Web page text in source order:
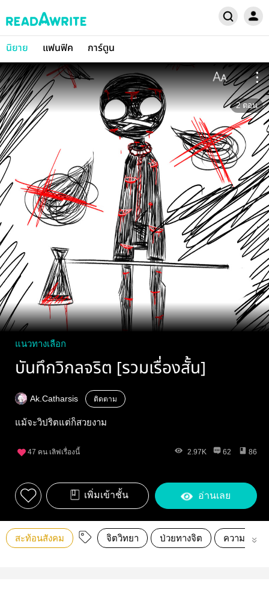
นิยาย แฟนฟิค การ์ตูน
2 ตอน
แนวทางเลือก
บันทึกวิกลจริต [รวมเรื่องสั้น]
Ak.Catharsis ติดตาม
แม้จะวิปริตแต่ก็สวยงาม
47 คน เลิฟเรื่องนี้ 2.97K 62 86
เพิ่มเข้าชั้น อ่านเลย
สะท้อนสังคม จิตวิทยา ป่วยทางจิต ความรุนแร